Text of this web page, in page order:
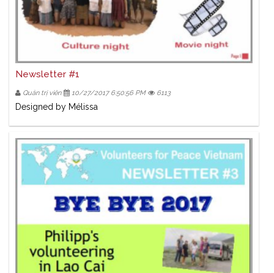
Newsletter #1
Quản trị viên 10/27/2017 6:50:56 PM 6113
Designed by Mélissa